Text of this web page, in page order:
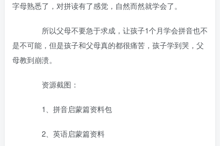
字母熟悉了，对拼读有了感觉，自然而然就学会了。
所以父母不要急于求成，让孩子1个月学会拼音也不
是不可能，但是孩子和父母真的都很痛苦，孩子学到哭，父
母教到崩溃。
资源截图：
1、拼音启蒙篇资料包
2、英语启蒙篇资料